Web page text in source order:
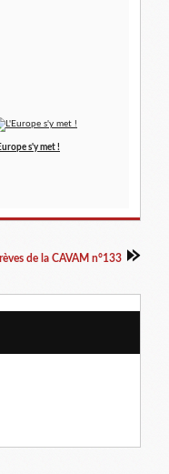
s'y met !
de la CAVAM n°133